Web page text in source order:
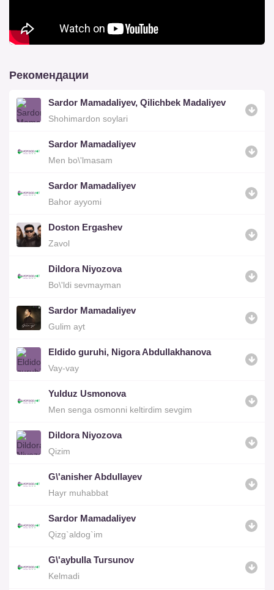
Рекомендации
Sardor Mamadaliyev, Qilichbek Madaliyev
Shohimardon soylari
Sardor Mamadaliyev
Men bo\'lmasam
Sardor Mamadaliyev
Bahor ayyomi
Doston Ergashev
Zavol
Dildora Niyozova
Bo\'ldi sevmayman
Sardor Mamadaliyev
Gulim ayt
Eldido guruhi, Nigora Abdullakhanova
Vay-vay
Yulduz Usmonova
Men senga osmonni keltirdim sevgim
Dildora Niyozova
Qizim
G\'anisher Abdullayev
Hayr muhabbat
Sardor Mamadaliyev
Qizg`aldog`im
G\'aybulla Tursunov
Kelmadi